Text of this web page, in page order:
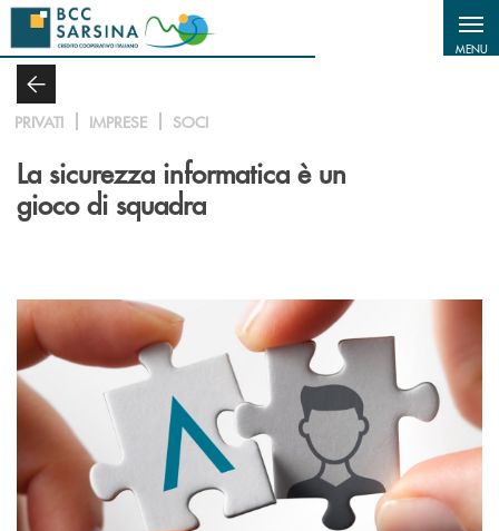
Salta al contenuto principale
MENU
PRIVATI IMPRESE SOCI
La sicurezza informatica è un
gioco di squadra